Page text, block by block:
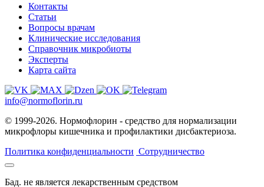
Контакты
Статьи
Вопросы врачам
Клинические исследования
Справочник микробиоты
Эксперты
Карта сайта
info@normoflorin.ru
© 1999-2026. Нормофлорин - средство для нормализации
микрофлоры кишечника и профилактики дисбактериоза.
Политика конфиденциальности Сотрудничество
Бад. не является лекарственным средством